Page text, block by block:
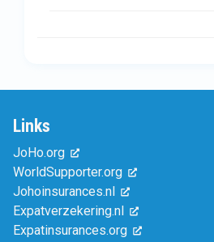
Links
JoHo.org
WorldSupporter.org
Johoinsurances.nl
Expatverzekering.nl
Expatinsurances.org